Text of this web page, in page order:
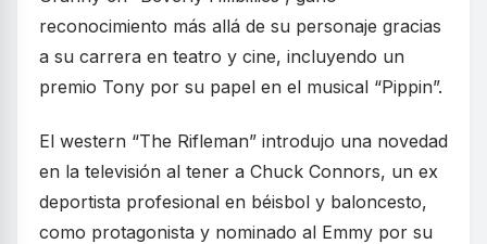
reconocimiento más allá de su personaje gracias
a su carrera en teatro y cine, incluyendo un
premio Tony por su papel en el musical “Pippin”.
El western “The Rifleman” introdujo una novedad
en la televisión al tener a Chuck Connors, un ex
deportista profesional en béisbol y baloncesto,
como protagonista y nominado al Emmy por su